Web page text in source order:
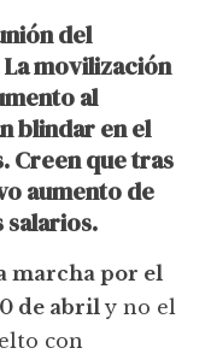
del
La movilización
al
blindar en el
Creen que tras
aumento de
salarios.
marcha por el
de abrily no el
con